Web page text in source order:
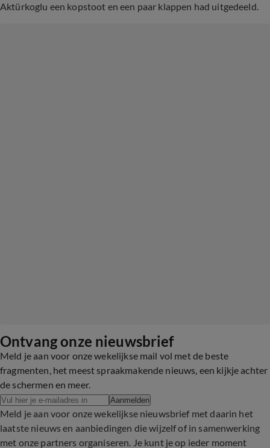
Aktürkoglu een kopstoot en een paar klappen had uitgedeeld.
Ontvang onze nieuwsbrief
Meld je aan voor onze wekelijkse mail vol met de beste
fragmenten, het meest spraakmakende nieuws, een kijkje achter
de schermen en meer.
Aanmelden
Meld je aan voor onze wekelijkse nieuwsbrief met daarin het
laatste nieuws en aanbiedingen die wijzelf of in samenwerking
met onze partners organiseren. Je kunt je op ieder moment